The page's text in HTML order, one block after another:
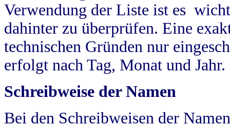
Verwendung der Liste ist es
dahinter zu überprüfen. Eine
technischen Gründen nur
erfolgt nach Tag, Monat und Jahr.
Schreibweise der Namen
Bei den Schreibweisen der